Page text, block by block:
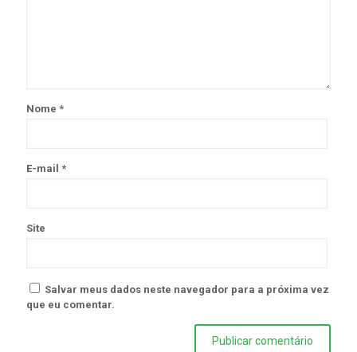
Nome *
E-mail *
Site
Salvar meus dados neste navegador para a próxima vez
que eu comentar.